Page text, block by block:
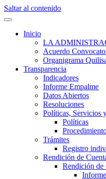
Saltar al contenido
Quilisalud
Inicio
LA
Acuerdo
Organigrama
Transparencia
Indicadores
Informe Empalme
Datos Abiertos
Resoluciones
Políticas, Servicios
Políticas
Trámites
Registro
Rendición de
Rendición de